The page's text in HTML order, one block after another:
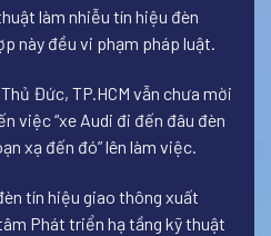
làm nhiễu tín hiệu đèn
này đều vi phạm pháp luật.
Đức, TP.HCM vẫn chưa mời
việc “xe Audi đi đến đâu đèn
xạ đến đó” lên làm việc.
tín hiệu giao thông xuất
Phát triển hạ tầng kỹ thuật